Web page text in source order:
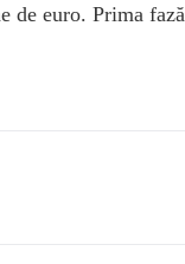
de euro. Prima fază